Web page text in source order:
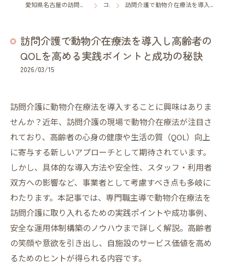
愛知県名古屋の訪問介護なら特定非営利活動法人Sottaku コラム 訪問介護で動物介在療法を導入し高齢者のQOLを高める実践ポイントと成功の秘訣
訪問介護で動物介在療法を導入し高齢者の
QOLを高める実践ポイントと成功の秘訣
2026/03/15
訪問介護に動物介在療法を導入することに興味はありま
せんか？近年、訪問介護の現場で動物介在療法が注目さ
れており、高齢者の心身の健康や生活の質（QOL）向上
に寄与する新しいアプローチとして期待されています。
しかし、具体的な導入方法や安全性、スタッフ・利用者
双方への影響など、事業者として考慮すべき点も多岐に
わたります。本記事では、専門職主導で動物介在療法を
訪問介護に取り入れるための実践ポイントや成功事例、
安全な運用体制構築のノウハウまで詳しく解説。高齢者
の笑顔や意欲を引き出し、自施設のサービス価値を高め
るためのヒントが得られる内容です。